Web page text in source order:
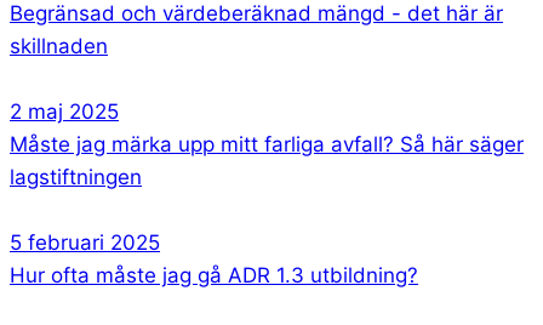
Begränsad och värdeberäknad mängd - det här är
skillnaden
2 maj 2025
Måste jag märka upp mitt farliga avfall? Så här säger
lagstiftningen
5 februari 2025
Hur ofta måste jag gå ADR 1.3 utbildning?